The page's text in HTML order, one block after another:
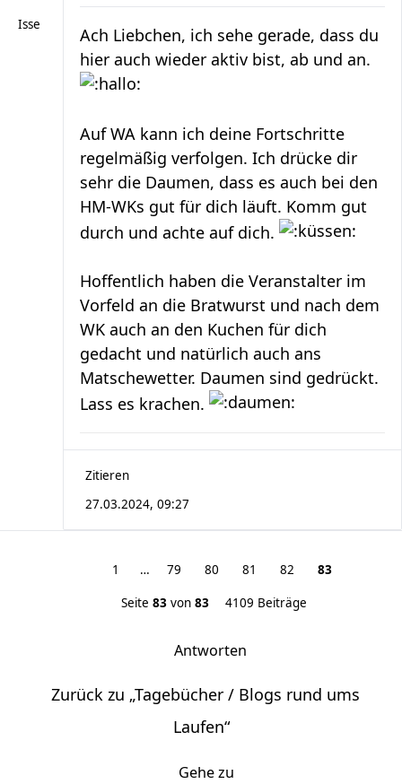
Isse
Ach Liebchen, ich sehe gerade, dass du
hier auch wieder aktiv bist, ab und an.
Auf WA kann ich deine Fortschritte
regelmäßig verfolgen. Ich drücke dir
sehr die Daumen, dass es auch bei den
HM-WKs gut für dich läuft. Komm gut
durch und achte auf dich.
Hoffentlich haben die Veranstalter im
Vorfeld an die Bratwurst und nach dem
WK auch an den Kuchen für dich
gedacht und natürlich auch ans
Matschewetter. Daumen sind gedrückt.
Lass es krachen.
Zitieren
27.03.2024, 09:27
1 … 79 80 81 82 83
Seite 83von 83 4109 Beiträge
Antworten
Zurück zu „Tagebücher / Blogs rund ums
Laufen“
Gehe zu